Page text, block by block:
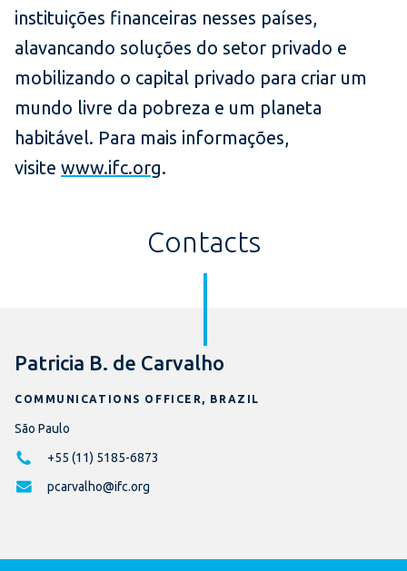
instituições financeiras nesses países,
alavancando soluções do setor privado e
mobilizando o capital privado para criar um
mundo livre da pobreza e um planeta
habitável. Para mais informações,
visite www.ifc.org.
Contacts
Patricia B. de Carvalho
COMMUNICATIONS OFFICER, BRAZIL
São Paulo
+55 (11) 5185-6873
pcarvalho@ifc.org